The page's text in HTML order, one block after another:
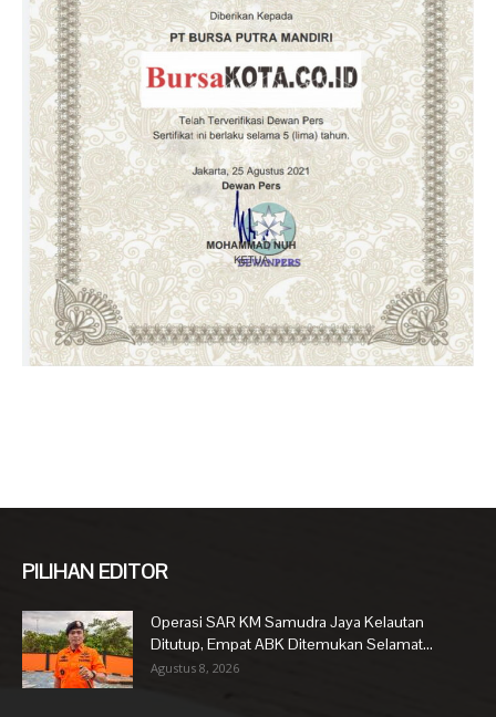
PILIHAN EDITOR
Operasi SAR KM Samudra Jaya Kelautan
Ditutup, Empat ABK Ditemukan Selamat...
Agustus 8, 2026